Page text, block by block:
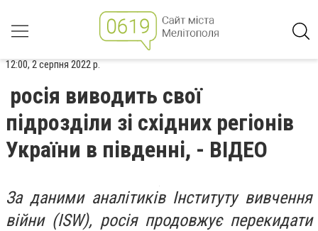
12:00, 2 серпня 2022 р.
росія виводить свої
підрозділи зі східних регіонів
України в південні, - ВІДЕО
За даними аналітиків Інституту вивчення
війни (ISW), росія продовжує перекидати